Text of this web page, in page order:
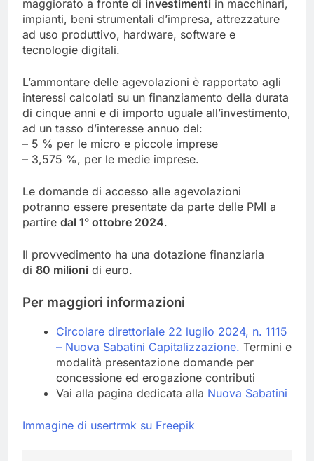
maggiorato a fronte di investimenti in macchinari,
impianti, beni strumentali d’impresa, attrezzature
ad uso produttivo, hardware, software e
tecnologie digitali.
L’ammontare delle agevolazioni è rapportato agli
interessi calcolati su un finanziamento della durata
di cinque anni e di importo uguale all’investimento,
ad un tasso d’interesse annuo del:
– 5 % per le micro e piccole imprese
– 3,575 %, per le medie imprese.
Le domande di accesso alle agevolazioni
potranno essere presentate da parte delle PMI a
partire dal 1° ottobre 2024.
Il provvedimento ha una dotazione finanziaria
di 80 milioni di euro.
Per maggiori informazioni
Circolare direttoriale 22 luglio 2024, n. 1115
– Nuova Sabatini Capitalizzazione. Termini e
modalità presentazione domande per
concessione ed erogazione contributi
Vai alla pagina dedicata alla Nuova Sabatini
Immagine di usertrmk su Freepik